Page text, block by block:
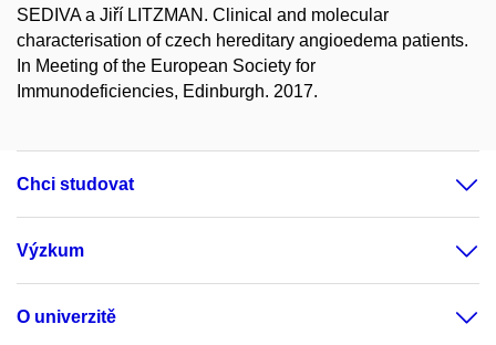
SEDIVA a Jiří LITZMAN. Clinical and molecular
characterisation of czech hereditary angioedema patients.
In Meeting of the European Society for
Immunodeficiencies, Edinburgh. 2017.
Chci studovat
Výzkum
O univerzitě